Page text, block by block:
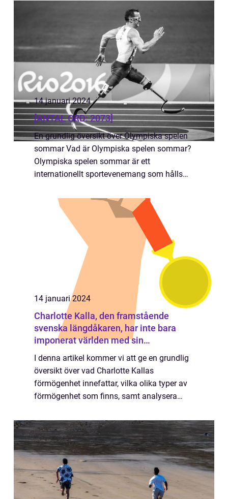
14 januari 2024
[ANTAL ORD: 2073]
En grundlig översikt över Olympiska spelen
sommar Vad är Olympiska spelen sommar?
Olympiska spelen sommar är ett
internationellt sportevenemang som hålls
prestigefyllda och största
sportevenemangen i världen, där ...
14 januari 2024
Charlotte Kalla, den framstående
svenska längdåkaren, har inte bara
imponerat världen med sin
skidåkningsteknik, utan även med sin
I denna artikel kommer vi att ge en grundlig
översikt över vad Charlotte Kallas
förmögenhet innefattar, vilka olika typer av
förmögenhet som finns, samt analysera
mellan olika typer av förmögenhet.
Dessutom kom...